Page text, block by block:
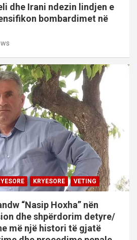
dhe Irani ndezin lindjen e
bombardimet në
KRYESORE VETING
“Nasip Hoxha” nën
dhe shpërdorim detyre/
më një histori të gjatë